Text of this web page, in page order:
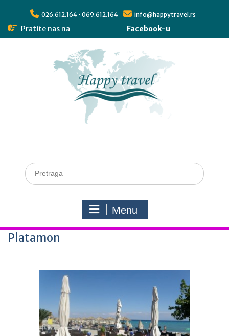
026.612.164 • 069.612.164 info@happytravel.rs
Pratite nas na Facebook-u
Menu
Platamon